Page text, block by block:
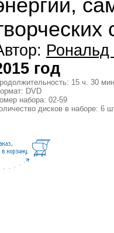
Рональд
год
15 ч. 30
DVD
набора: 02-59
дисков в наборе: 6